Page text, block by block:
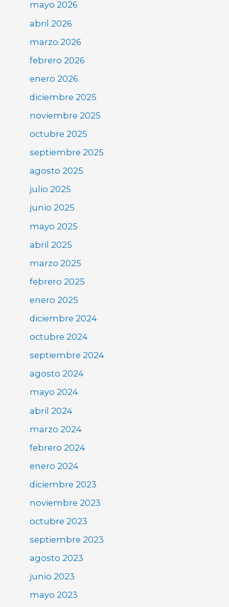
mayo 2026
abril 2026
marzo 2026
febrero 2026
enero 2026
diciembre 2025
noviembre 2025
octubre 2025
septiembre 2025
agosto 2025
julio 2025
junio 2025
mayo 2025
abril 2025
marzo 2025
febrero 2025
enero 2025
diciembre 2024
octubre 2024
septiembre 2024
agosto 2024
mayo 2024
abril 2024
marzo 2024
febrero 2024
enero 2024
diciembre 2023
noviembre 2023
octubre 2023
septiembre 2023
agosto 2023
junio 2023
mayo 2023